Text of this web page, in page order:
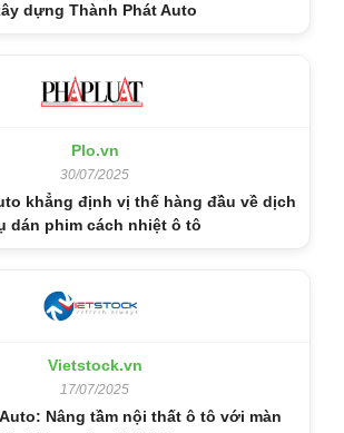
dựng Thành Phát Auto
Plo.vn
30/07/2025
khẳng định vị thế hàng đầu về dịch
dán phim cách nhiệt ô tô
Vietstock.vn
17/07/2025
Nâng tầm nội thất ô tô với màn